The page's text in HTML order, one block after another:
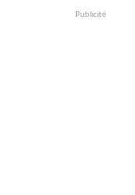
Publicité